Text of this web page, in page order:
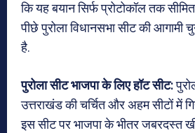
कि यह बयान सिर्फ प्रोटोकॉल तक
पीछे पुरोला विधानसभा सीट की आगामी
है.
पुरोला सीट भाजपा के लिए हॉट सीट:
उत्तराखंड की चर्चित और अहम सीटों में
इस सीट पर भाजपा के भीतर जबरदस्त